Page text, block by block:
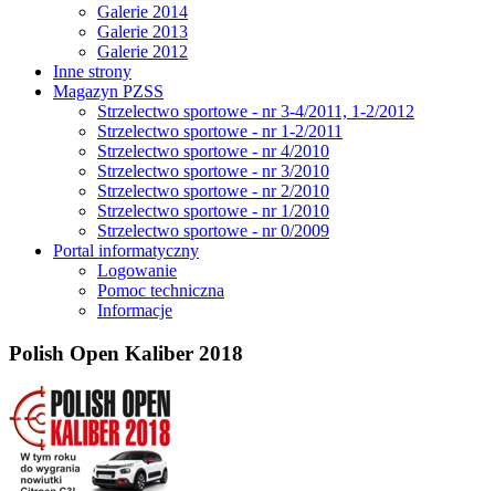
Galerie 2014
Galerie 2013
Galerie 2012
Inne strony
Magazyn PZSS
Strzelectwo sportowe - nr 3-4/2011, 1-2/2012
Strzelectwo sportowe - nr 1-2/2011
Strzelectwo sportowe - nr 4/2010
Strzelectwo sportowe - nr 3/2010
Strzelectwo sportowe - nr 2/2010
Strzelectwo sportowe - nr 1/2010
Strzelectwo sportowe - nr 0/2009
Portal informatyczny
Logowanie
Pomoc techniczna
Informacje
Polish Open Kaliber 2018